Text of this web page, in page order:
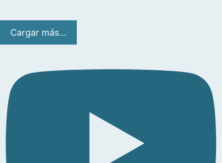
Cargar más...